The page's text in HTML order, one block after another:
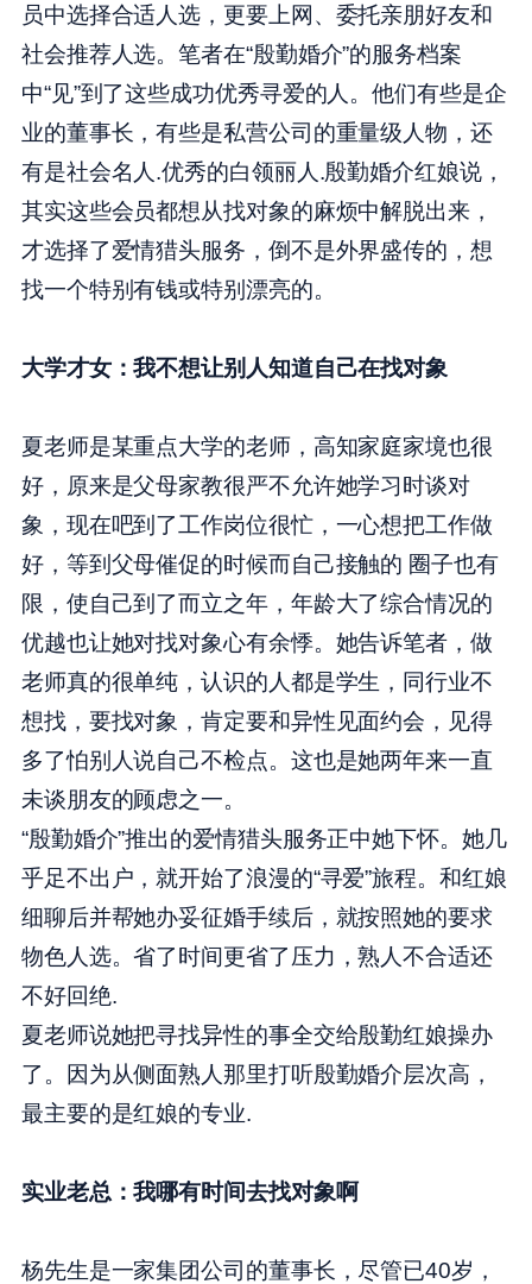
员中选择合适人选，更要上网、委托亲朋好友和
社会推荐人选。笔者在“殷勤婚介”的服务档案
中“见”到了这些成功优秀寻爱的人。他们有些是企
业的董事长，有些是私营公司的重量级人物，还
有是社会名人.优秀的白领丽人.殷勤婚介红娘说，
其实这些会员都想从找对象的麻烦中解脱出来，
才选择了爱情猎头服务，倒不是外界盛传的，想
找一个特别有钱或特别漂亮的。
大学才女：我不想让别人知道自己在找对象
夏老师是某重点大学的老师，高知家庭家境也很
好，原来是父母家教很严不允许她学习时谈对
象，现在吧到了工作岗位很忙，一心想把工作做
好，等到父母催促的时候而自己接触的 圈子也有
限，使自己到了而立之年，年龄大了综合情况的
优越也让她对找对象心有余悸。她告诉笔者，做
老师真的很单纯，认识的人都是学生，同行业不
想找，要找对象，肯定要和异性见面约会，见得
多了怕别人说自己不检点。这也是她两年来一直
未谈朋友的顾虑之一。
“殷勤婚介”推出的爱情猎头服务正中她下怀。她几
乎足不出户，就开始了浪漫的“寻爱”旅程。和红娘
细聊后并帮她办妥征婚手续后，就按照她的要求
物色人选。省了时间更省了压力，熟人不合适还
不好回绝.
夏老师说她把寻找异性的事全交给殷勤红娘操办
了。因为从侧面熟人那里打听殷勤婚介层次高，
最主要的是红娘的专业.
实业老总：我哪有时间去找对象啊
杨先生是一家集团公司的董事长，尽管已40岁，